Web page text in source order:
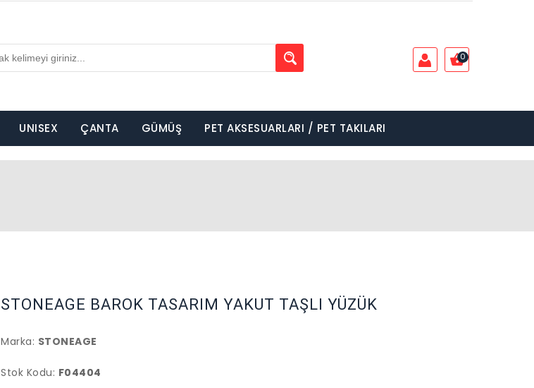
0
UNISEX ÇANTA GÜMÜŞ PET AKSESUARLARI / PET TAKILARI
STONEAGE BAROK TASARIM YAKUT TAŞLI YÜZÜK
Marka: STONEAGE
Stok Kodu: F04404